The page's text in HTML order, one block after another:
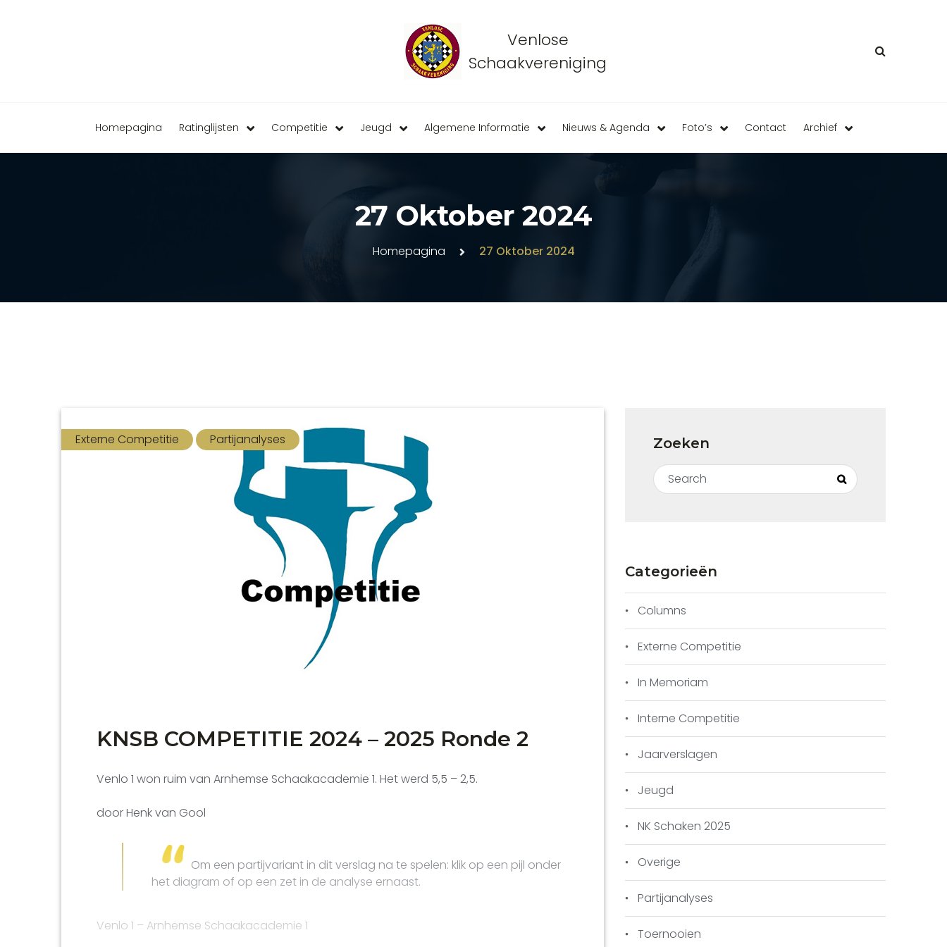
Venlose
Schaakvereniging
Homepagina Ratinglijsten Competitie Jeugd Algemene Informatie Nieuws & Agenda Foto’s Contact Archief
27 Oktober 2024
Homepagina 27 Oktober 2024
Externe Competitie Partijanalyses
KNSB COMPETITIE 2024 – 2025 Ronde 2
Venlo 1 won ruim van Arnhemse Schaakacademie 1. Het werd 5,5 – 2,5.
door Henk van Gool
Om een partijvariant in dit verslag na te spelen: klik op een pijl onder
het diagram of op een zet in de analyse ernaast.
Venlo 1 – Arnhemse Schaakacademie 1
Zoeken
Search for:
Search
Categorieën
Columns
Externe Competitie
In Memoriam
Interne Competitie
Jaarverslagen
Jeugd
NK Schaken 2025
Overige
Partijanalyses
Toernooien